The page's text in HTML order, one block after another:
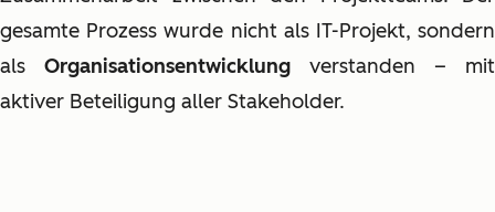
gesamte Prozess wurde nicht als IT-Projekt, sondern
als Organisationsentwicklung verstanden – mit
aktiver Beteiligung aller Stakeholder.